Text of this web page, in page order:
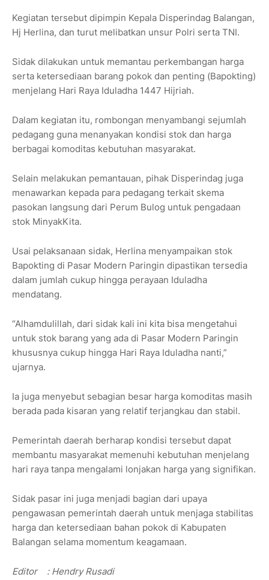
Kegiatan tersebut dipimpin Kepala Disperindag Balangan,
Hj Herlina, dan turut melibatkan unsur Polri serta TNI.
Sidak dilakukan untuk memantau perkembangan harga
serta ketersediaan barang pokok dan penting (Bapokting)
menjelang Hari Raya Iduladha 1447 Hijriah.
Dalam kegiatan itu, rombongan menyambangi sejumlah
pedagang guna menanyakan kondisi stok dan harga
berbagai komoditas kebutuhan masyarakat.
Selain melakukan pemantauan, pihak Disperindag juga
menawarkan kepada para pedagang terkait skema
pasokan langsung dari Perum Bulog untuk pengadaan
stok MinyakKita.
Usai pelaksanaan sidak, Herlina menyampaikan stok
Bapokting di Pasar Modern Paringin dipastikan tersedia
dalam jumlah cukup hingga perayaan Iduladha
mendatang.
“Alhamdulillah, dari sidak kali ini kita bisa mengetahui
untuk stok barang yang ada di Pasar Modern Paringin
khususnya cukup hingga Hari Raya Iduladha nanti,”
ujarnya.
Ia juga menyebut sebagian besar harga komoditas masih
berada pada kisaran yang relatif terjangkau dan stabil.
Pemerintah daerah berharap kondisi tersebut dapat
membantu masyarakat memenuhi kebutuhan menjelang
hari raya tanpa mengalami lonjakan harga yang signifikan.
Sidak pasar ini juga menjadi bagian dari upaya
pengawasan pemerintah daerah untuk menjaga stabilitas
harga dan ketersediaan bahan pokok di Kabupaten
Balangan selama momentum keagamaan.
Editor: Hendry Rusadi